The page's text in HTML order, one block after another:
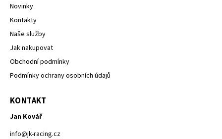
Novinky
Kontakty
Naše služby
Jak nakupovat
Obchodní podmínky
Podmínky ochrany osobních údajů
KONTAKT
Jan Kovář
info@jk-racing.cz